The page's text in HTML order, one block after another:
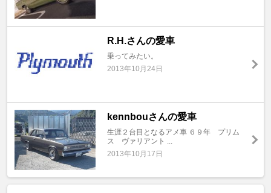
R.H.さんの愛車
乗ってみたい。
2013年10月24日
kennbouさんの愛車
生涯２台目となるアメ車 ６９年 プリム
ス ヴァリアント ...
2013年10月17日